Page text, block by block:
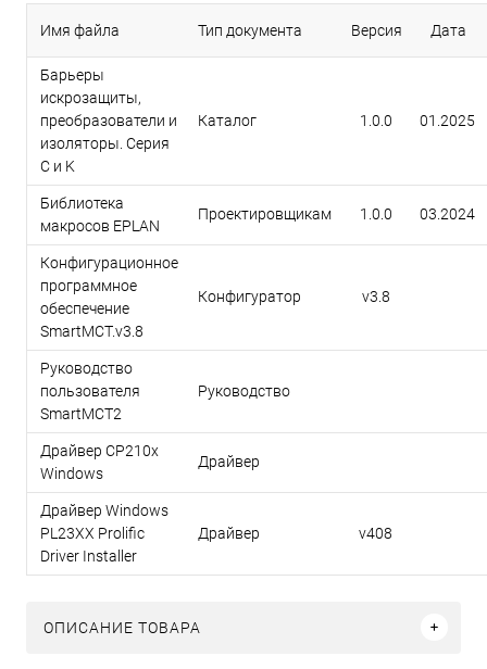
Имя файла Тип документа Версия Дата
Барьеры
искрозащиты,
преобразователи и
изоляторы. Серия
C и K
Каталог 1.0.0 01.2025
Библиотека
макросов EPLAN
Проектировщикам 1.0.0 03.2024
Конфигурационное
программное
обеспечение
SmartMCT.v3.8
Конфигуратор v3.8
Руководство
пользователя
SmartMCT2
Руководство
Драйвер CP210x
Windows
Драйвер
Драйвер Windows
PL23XX Prolific
Driver Installer
Драйвер v408
ОПИСАНИЕ ТОВАРА